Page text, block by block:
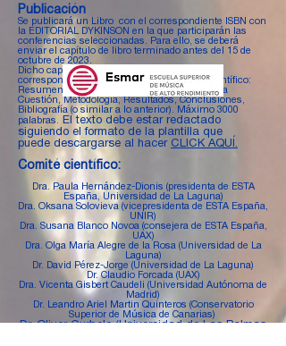
Publicación
Se publicará un Libro con el correspondiente ISBN con
la EDITORIAL DYKINSON en la que participarán las
conferencias seleccionadas. Para ello, se deberá
enviar el capítulo de libro terminado antes del 15 de
octubre de 2023.
Dicho capítulo deberá contener los apartados
correspondientes a cualquier documento científico:
Resumen, Abstract, Introducción, Estado de la
Cuestión, Metodología, Resultados, Conclusiones,
Bibliografía (o similar a lo anterior). Máximo 3000
palabras.
El texto debe estar redactado
siguiendo el formato de la plantilla que
puede descargarse al hacer CLICK AQUÍ.
Comité científico:
Dra. Paula Hernández-Dionis (presidenta de ESTA
España, Universidad de La Laguna)
Dra. Oksana Solovieva (vicepresidenta de ESTA España,
UNIR)
Dra. Susana Blanco Novoa (consejera de ESTA España,
UAX)
Dra. Olga María Alegre de la Rosa (Universidad de La
Laguna)
Dr. David Pérez-Jorge (Universidad de La Laguna)
Dr. Claudio Forcada (UAX)
Dra. Vicenta Gisbert Caudeli (Universidad Autónoma de
Madrid)
Dr. Leandro Ariel Martin Quinteros (Conservatorio
Superior de Música de Canarias)
Dr. Oliver Curbelo (Universidad de Las Palmas